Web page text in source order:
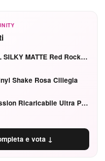
MAC M·A·CXIMAL SILKY MATTE Red Rock mat
Shake Rosa Ciliegia
Hourglass Confession Ricaricabile Ultra Preciso Ad Alta Intensità Secretly Classic Red
e vota ↓